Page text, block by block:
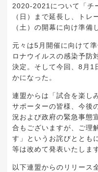
2020-2021について「チ
（日）まで延長し、ト
（土）の開幕に向け準備
元々は5月開催に向けて
ロナウイルスの感染予防
決定。そして今回、8月1
かになった。
連盟からは「試合を楽し
サポーターの皆様、今後
況および政府の緊急事態
合もございますが、ご理
す」というお詫びととも
等は改めて発表いたしま
以下連盟からのリリース